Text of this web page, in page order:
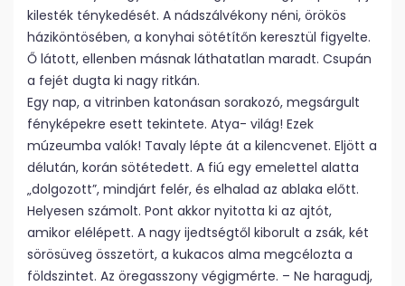
kilesték ténykedését. A nádszálvékony néni, örökös
háziköntösében, a konyhai sötétítőn keresztül figyelte.
Ő látott, ellenben másnak láthatatlan maradt. Csupán
a fejét dugta ki nagy ritkán.
Egy nap, a vitrinben katonásan sorakozó, megsárgult
fényképekre esett tekintete. Atya- világ! Ezek
múzeumba valók! Tavaly lépte át a kilencvenet. Eljött a
délután, korán sötétedett. A fiú egy emelettel alatta
„dolgozott”, mindjárt felér, és elhalad az ablaka előtt.
Helyesen számolt. Pont akkor nyitotta ki az ajtót,
amikor elélépett. A nagy ijedtségtől kiborult a zsák, két
sörösüveg összetört, a kukacos alma megcélozta a
földszintet. Az öregasszony végigmérte. – Ne haragudj,